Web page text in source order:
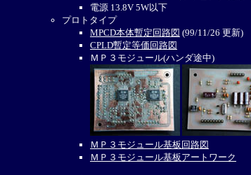
電源 13.8V 5W以下
プロトタイプ
MPCD本体暫定回路図 (99/11/26 更新)
CPLD暫定等価回路図
ＭＰ３モジュール(ハンダ途中)
ＭＰ３モジュール基板回路図
ＭＰ３モジュール基板アートワーク